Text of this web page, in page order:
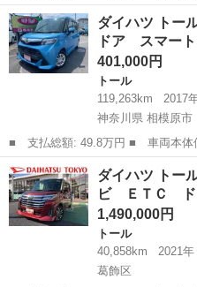
ー名： ダイハツ ■ 車種名： ト
Ｇターボ 走行２８３６９キロ／
ー オート...
東京 足立区 トール
ダイハツ ト
ドア スマー
401,000円
トール
119,263km
2017
神奈川県 相模原市
■ 支払総額: 49.8万円 ■ 車両本体価格： 401,000 円 ■ メーカー
名： ダイハツ ■ 車種名： ト
Ｉ 電動スライドドア スマート
ビ バックカメ...
神奈川 相模原市 トール
ダイハツ ト
ビ ＥＴＣ ド
1,490,000円
トール
40,858km
2021年
葛飾区